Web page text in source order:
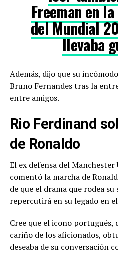
Freeman en
del Mundial
llevaba
Además, dijo que su
Bruno Fernandes tras la
entre amigos.
Rio Ferdinand
de Ronaldo
El ex defensa del
comentó la marcha de
de que el drama que rodea
repercutirá en su legado en
Cree que el icono portugués,
cariño de los aficionados,
deseaba de su conversación